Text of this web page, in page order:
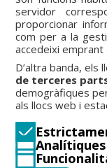
servidor
proporcionar
com per a la
accedeixi emprant
D’altra banda, els
de terceres
demogràfiques
als llocs web i
Analítiques